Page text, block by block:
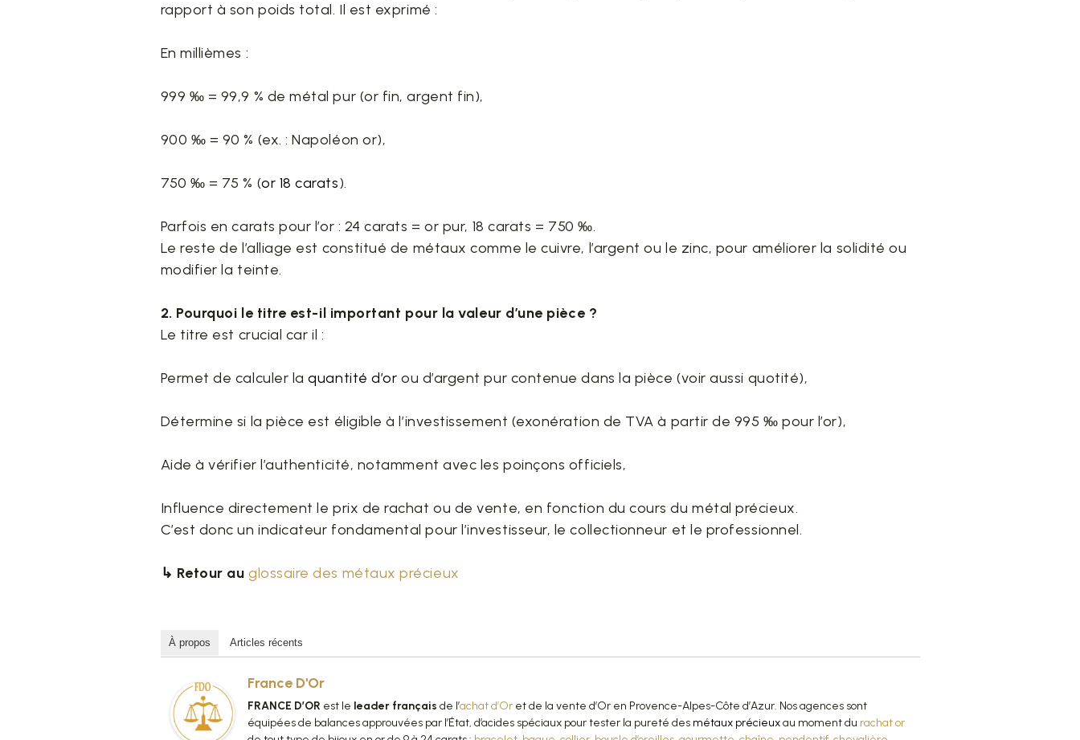
rapport à son poids total. Il est exprimé :
En millièmes :
999 ‰ = 99,9 % de métal pur (or fin, argent fin),
900 ‰ = 90 % (ex. : Napoléon or),
750 ‰ = 75 % (or 18 carats).
Parfois en carats pour l’or : 24 carats = or pur, 18 carats = 750 ‰.
Le reste de l’alliage est constitué de métaux comme le cuivre, l’argent ou le zinc, pour améliorer la solidité ou
modifier la teinte.
2. Pourquoi le titre est-il important pour la valeur d’une pièce ?
Le titre est crucial car il :
Permet de calculer laquantité d’or ou d’argent pur contenue dans la pièce (voir aussi quotité),
Détermine si la pièce est éligible à l’investissement (exonération de TVA à partir de 995 ‰ pour l’or),
Aide à vérifier l’authenticité, notamment avec les poinçons officiels,
Influence directement le prix de rachat ou de vente, en fonction du cours du métal précieux.
C’est donc un indicateur fondamental pour l’investisseur, le collectionneur et le professionnel.
↳ Retour au glossaire des métaux précieux
À propos Articles récents
France D'Or
FRANCE D’OR est le leader français de l’achat d’Oret de la vente d’Or en Provence-Alpes-Côte d’Azur. Nos agences sont
équipées de balances approuvées par l’État, d’acides spéciaux pour tester la pureté des métaux précieuxau moment du rachat or